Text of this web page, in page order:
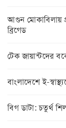
আগুন মোকাবিলায়
ব্রিগেড
টেক জায়ান্টদের
বাংলাদেশে ই-
বিগ ডাটা: চতুর্থ